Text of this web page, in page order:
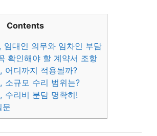
Contents
임대인 의무와 임차인 부담
확인해야 할 계약서 조항
어디까지 적용될까?
소규모 수리 범위는?
수리비 분담 명확히!
문